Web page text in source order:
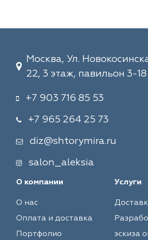
Москва, Ул.
22, 3 этаж, павильон 3-18
+7 903 716 85 53
+7 965 264 25 73
diz@shtorymira.ru
salon_aleksia
О компании
О нас
Оплата и доставка
Портфолио
Услуги
эскиза